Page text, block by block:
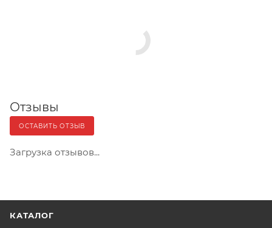
Отзывы
ОСТАВИТЬ ОТЗЫВ
Загрузка отзывов...
КАТАЛОГ